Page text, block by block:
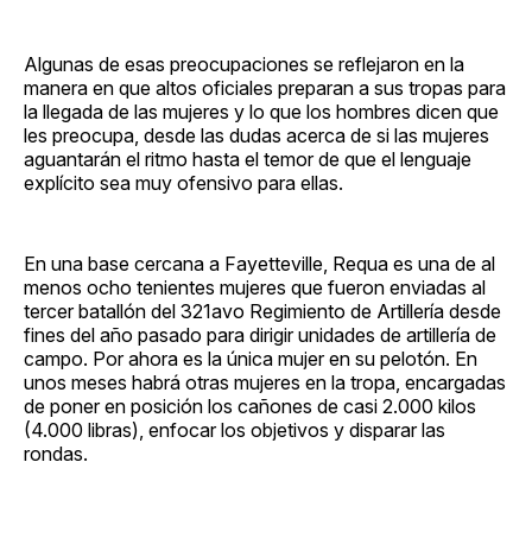
Algunas de esas preocupaciones se reflejaron en la
manera en que altos oficiales preparan a sus tropas para
la llegada de las mujeres y lo que los hombres dicen que
les preocupa, desde las dudas acerca de si las mujeres
aguantarán el ritmo hasta el temor de que el lenguaje
explícito sea muy ofensivo para ellas.
En una base cercana a Fayetteville, Requa es una de al
menos ocho tenientes mujeres que fueron enviadas al
tercer batallón del 321avo Regimiento de Artillería desde
fines del año pasado para dirigir unidades de artillería de
campo. Por ahora es la única mujer en su pelotón. En
unos meses habrá otras mujeres en la tropa, encargadas
de poner en posición los cañones de casi 2.000 kilos
(4.000 libras), enfocar los objetivos y disparar las
rondas.